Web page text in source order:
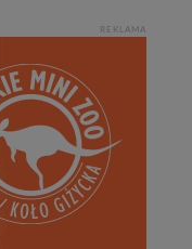
REKLAMA